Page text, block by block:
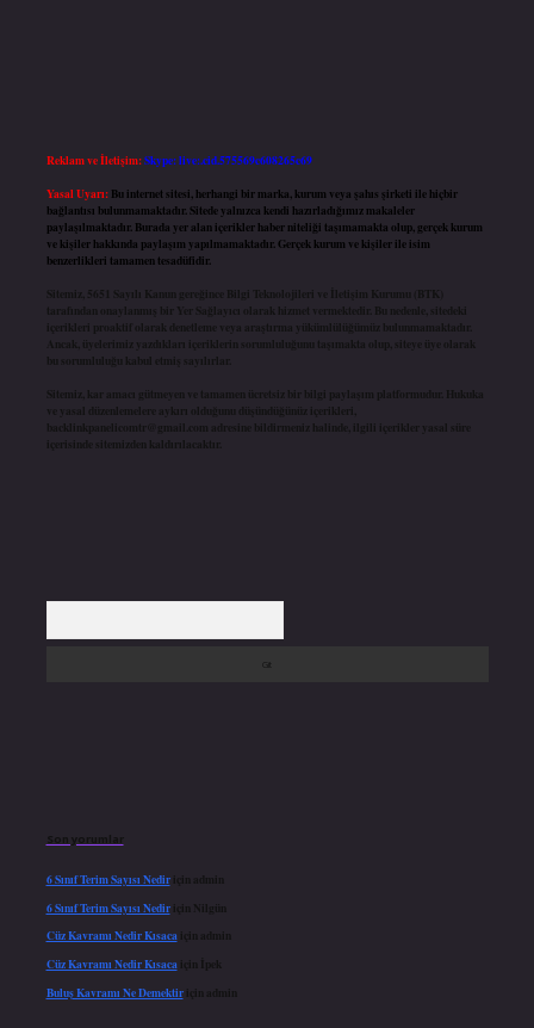
Reklam ve İletişim:Skype: live:.cid.575569c608265c69
Yasal Uyarı: Bu internet sitesi, herhangi bir marka, kurum veya şahıs şirketi ile hiçbir
bağlantısı bulunmamaktadır. Sitede yalnızca kendi hazırladığımız makaleler
paylaşılmaktadır. Burada yer alan içerikler haber niteliği taşımamakta olup, gerçek kurum
ve kişiler hakkında paylaşım yapılmamaktadır. Gerçek kurum ve kişiler ile isim
benzerlikleri tamamen tesadüfidir.
Sitemiz, 5651 Sayılı Kanun gereğince Bilgi Teknolojileri ve İletişim Kurumu (BTK)
tarafından onaylanmış bir Yer Sağlayıcı olarak hizmet vermektedir. Bu nedenle, sitedeki
içerikleri proaktif olarak denetleme veya araştırma yükümlülüğümüz bulunmamaktadır.
Ancak, üyelerimiz yazdıkları içeriklerin sorumluluğunu taşımakta olup, siteye üye olarak
bu sorumluluğu kabul etmiş sayılırlar.
Sitemiz, kar amacı gütmeyen ve tamamen ücretsiz bir bilgi paylaşım platformudur. Hukuka
ve yasal düzenlemelere aykırı olduğunu düşündüğünüz içerikleri,
backlinkpanelicomtr@gmail.com adresine bildirmeniz halinde, ilgili içerikler yasal süre
içerisinde sitemizden kaldırılacaktır.
Son yorumlar
6 Sınıf Terim Sayısı Nediriçin admin
6 Sınıf Terim Sayısı Nediriçin Nilgün
Cüz Kavramı Nedir Kısacaiçin admin
Cüz Kavramı Nedir Kısacaiçin
İpek
Buluş Kavramı Ne Demektiriçin admin